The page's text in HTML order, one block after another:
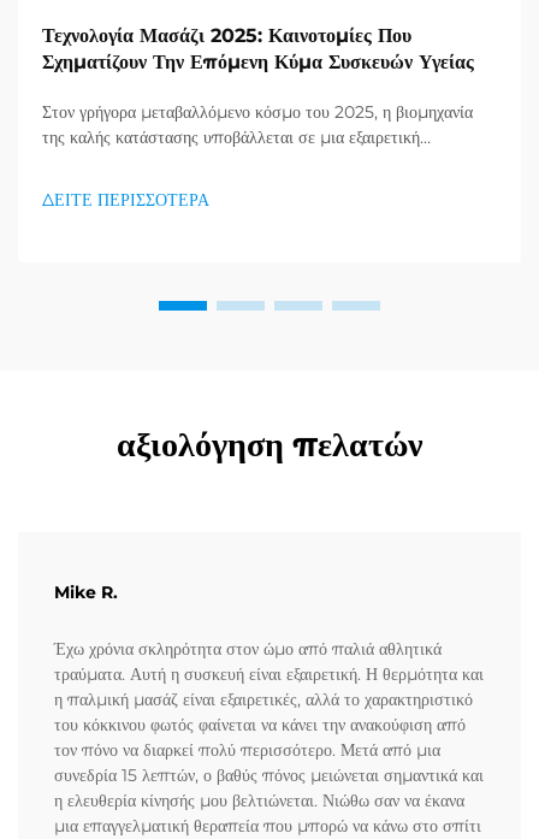
Τεχνολογία Μασάζι 2025: Καινοτομίες Που
Σχηματίζουν Την Επόμενη Κύμα Συσκευών Υγείας
Στον γρήγορα μεταβαλλόμενο κόσμο του 2025, η βιομηχανία
της καλής κατάστασης υποβάλλεται σε μια εξαιρετική
ευαισθητοποιημένοι για την υγεία τους και αναζητούν εύκολες
ΔΕΙΤΕ ΠΕΡΙΣΣΟΤΕΡΑ
αξιολόγηση πελατών
Mike R.
Έχω χρόνια σκληρότητα στον ώμο από παλιά αθλητικά
τραύματα. Αυτή η συσκευή είναι εξαιρετική. Η θερμότητα και
η παλμική μασάζ είναι εξαιρετικές, αλλά το χαρακτηριστικό
του κόκκινου φωτός φαίνεται να κάνει την ανακούφιση από
τον πόνο να διαρκεί πολύ περισσότερο. Μετά από μια
συνεδρία 15 λεπτών, ο βαθύς πόνος μειώνεται σημαντικά και
η ελευθερία κίνησής μου βελτιώνεται. Νιώθω σαν να έκανα
μια επαγγελματική θεραπεία που μπορώ να κάνω στο σπίτι